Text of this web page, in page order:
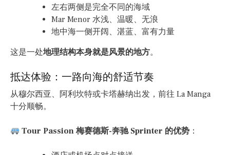
左右两侧是完全不同的海域
Mar Menor 水浅、温暖、无浪
地中海一侧开阔、湛蓝、富有力量
这是一处地理结构本身就是风景的地方。
抵达体验：一路向海的舒适节奏
从穆尔西亚、阿利坎特或卡塔赫纳出发，前往 La Manga
十分顺畅。
Tour Passion 梅赛德斯-奔驰 Sprinter 的优势 ：